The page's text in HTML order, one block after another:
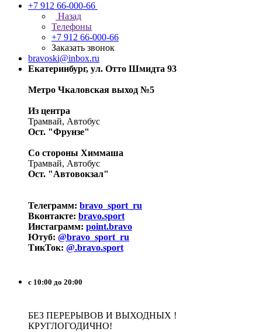
+7 912 66-000-66
Назад
Телефоны
+7 912 66-000-66
Заказать звонок
bravoski@inbox.ru
Екатеринбург, ул. Отто Шмидта 93
Метро Чкаловская выход №5
Из центра
Трамвай, Автобус
Ост. "Фрунзе"
Со стороны Химмаша
Трамвай, Автобус
Ост. "Автовокзал"
Телеграмм: bravo_sport_ru
Вконтакте: bravo.sport
Инстаграмм: point.bravo
Ютуб: @bravo_sport_ru
ТикТок: @.bravo.sport
с 10:00 до 20:00
БЕЗ ПЕРЕРЫВОВ И ВЫХОДНЫХ !
КРУГЛОГОДИЧНО!